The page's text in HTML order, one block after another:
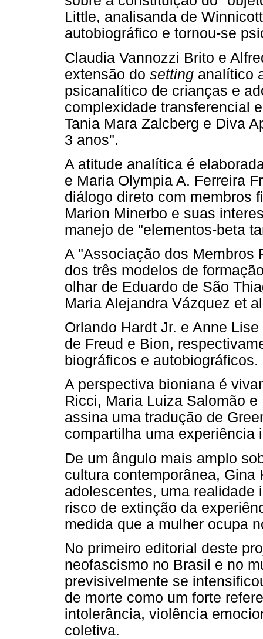
Little, analisanda de
autobiográfico e tornou-se
Claudia Vannozzi Brito e
extensão do setting analítico
psicanalítico de crianças e
complexidade transferencial
Tania Mara Zalcberg e Diva
3 anos".
A atitude analítica é
e Maria Olympia A. Ferreira
diálogo direto com membros
Marion Minerbo e suas
manejo de "elementos-beta
A "Associação dos Membros
dos três modelos de
olhar de Eduardo de São
Maria Alejandra Vázquez et
Orlando Hardt Jr. e Anne
de Freud e Bion,
biográficos e autobiográficos.
A perspectiva bioniana é
Ricci, Maria Luiza Salomão
assina uma tradução de
compartilha uma experiência
De um ângulo mais amplo
cultura contemporânea,
adolescentes, uma realidade
risco de extinção da
medida que a mulher ocupa
No primeiro editorial deste
neofascismo no Brasil e no
previsivelmente se
de morte como um forte
intolerância, violência
coletiva.